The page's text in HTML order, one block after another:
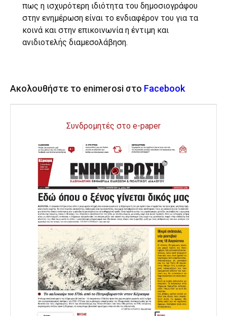
πως η ισχυρότερη ιδιότητα του δημοσιογράφου
στην ενημέρωση είναι το ενδιαφέρον του για τα
κοινά και στην επικοινωνία η έντιμη και
ανιδιοτελής διαμεσολάβηση.
Ακολουθήστε το enimerosi στο Facebook
Συνδρομητές στο e-paper